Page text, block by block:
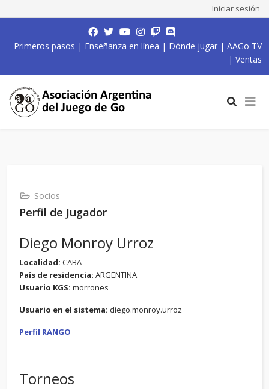
Iniciar sesión
Primeros pasos | Enseñanza en línea | Dónde jugar | AAGo TV
| Ventas
Socios
Perfil de Jugador
Diego Monroy Urroz
Localidad: CABA
País de residencia: ARGENTINA
Usuario KGS: morrones
Usuario en el sistema: diego.monroy.urroz
Perfil RANGO
Torneos